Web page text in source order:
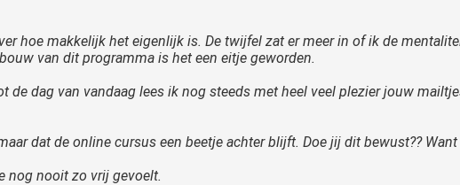
hoe makkelijk het eigenlijk is. De twijfel zat er meer in of ik de
van dit programma is het een eitje geworden.
dag van vandaag lees ik nog steeds met heel veel plezier jouw
dat de online cursus een beetje achter blijft. Doe jij dit bewust??
nog nooit zo vrij gevoelt.